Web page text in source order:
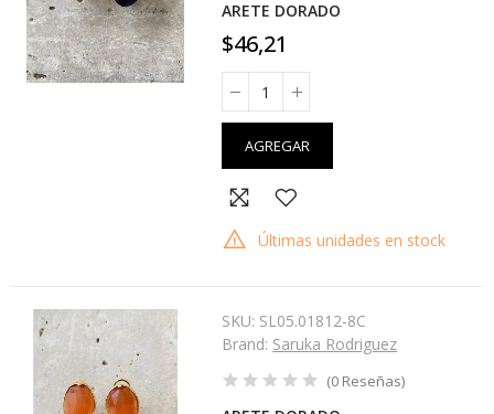
ARETE DORADO
$46,21
AGREGAR
Últimas unidades en stock
SKU: SL05.01812-8C
Brand: Saruka Rodriguez
(0 Reseñas)